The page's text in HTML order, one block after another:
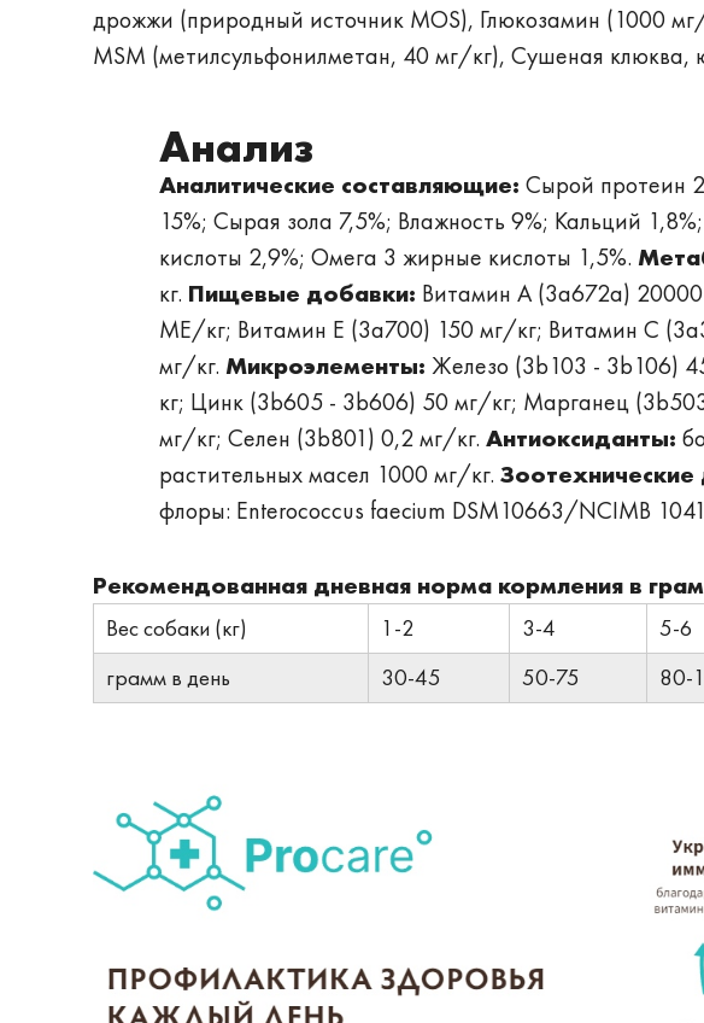
дрожжи (природный источник MOS), Глюкозамин (1000
MSM (метилсульфонилметан, 40 мг/кг), Сушеная клюква,
Анализ
Аналитические составляющие: Сырой протеин
15%; Сырая зола 7,5%; Влажность 9%; Кальций
кислоты 2,9%; Омега 3 жирные кислоты 1,5%.
кг. Пищевые добавки: Витамин A (3a672a)
МЕ/кг; Витамин Е (3а700) 150 мг/кг; Витамин С
мг/кг. Микроэлементы: Железо (3b103 - 3b106)
кг; Цинк (3b605 - 3b606) 50 мг/кг; Марганец
мг/кг; Селен (3b801) 0,2 мг/кг. Антиоксиданты:
растительных масел 1000 мг/кг.
флоры: Enterococcus faecium DSM10663/NCIMB
Рекомендованная дневная норма кормления в
Вес собаки (кг) 1-2 3-4 5-6
грамм в день
30-45 50-75 80-